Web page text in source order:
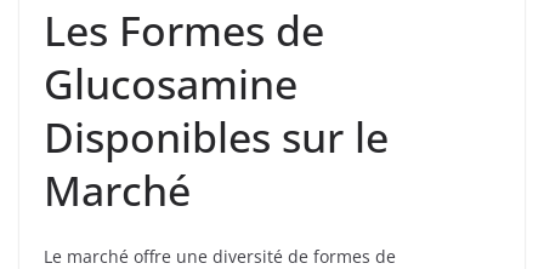
Les Formes de
Glucosamine
Disponibles sur le
Marché
Le marché offre une diversité de formes de